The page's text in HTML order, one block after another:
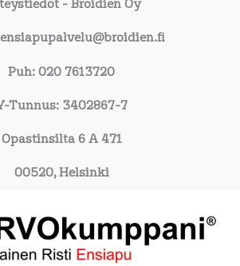
- Broidien Oy
Puh: 020 7613720
Tunnus: 3402867-7
Opastinsilta 6 A 471
00520, Helsinki